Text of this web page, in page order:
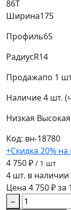
86T
Ширина175
Профиль65
РадиусR14
Продажапо 1
Наличие4 шт.
Низкая Высокая
Код: вн-18780
+Скидка 20%
4 750 ₽ / 1 шт
4 шт. в наличии
Цена 4 750 ₽ за
−